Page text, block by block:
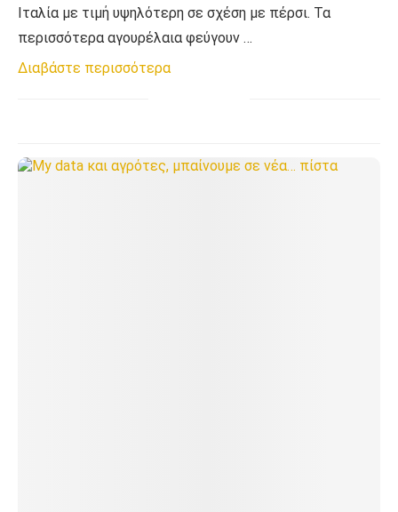
Ιταλία με τιμή υψηλότερη σε σχέση με πέρσι. Τα
περισσότερα αγουρέλαια φεύγουν …
Διαβάστε περισσότερα